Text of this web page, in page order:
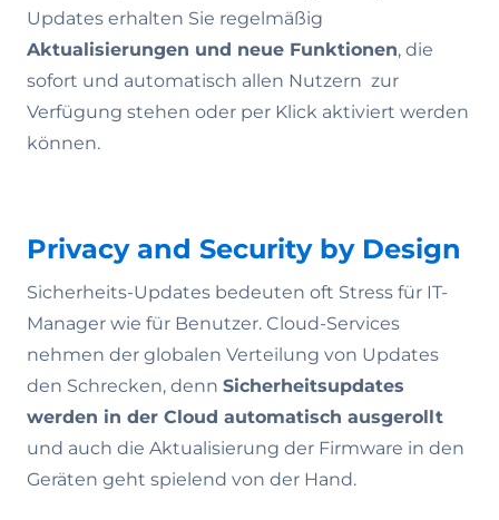
Updates erhalten Sie regelmäßig
Aktualisierungen und neue Funktionen, die
sofort und automatisch allen Nutzern zur
Verfügung stehen oder per Klick aktiviert werden
können.
Privacy and Security by Design
Sicherheits-Updates bedeuten oft Stress für IT-
Manager wie für Benutzer. Cloud-Services
nehmen der globalen Verteilung von Updates
den Schrecken, denn Sicherheitsupdates
werden in der Cloud automatisch ausgerollt
und auch die Aktualisierung der Firmware in den
Geräten geht spielend von der Hand.